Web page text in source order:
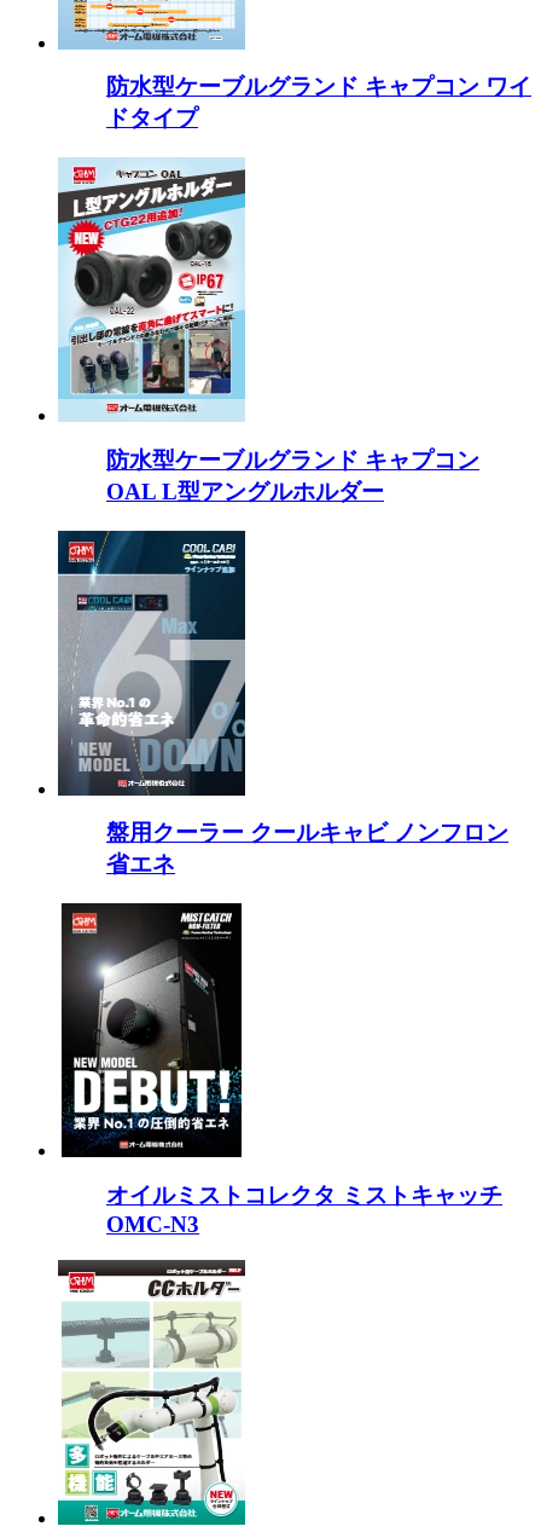
防水型ケーブルグランド キャプコン ワイ
ドタイプ
防水型ケーブルグランド キャプコン
OAL L型アングルホルダー
盤用クーラー クールキャビ ノンフロン
省エネ
オイルミストコレクタ ミストキャッチ
OMC-N3